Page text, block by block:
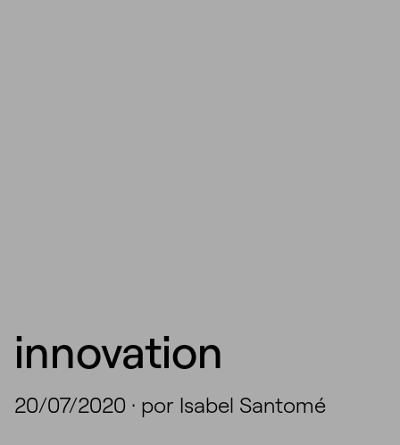
innovation
20/07/2020 · por Isabel Santomé